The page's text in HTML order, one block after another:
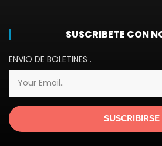
SUSCRIBETE CON
ENVIO DE BOLETINES .
SUSCRIBIRSE